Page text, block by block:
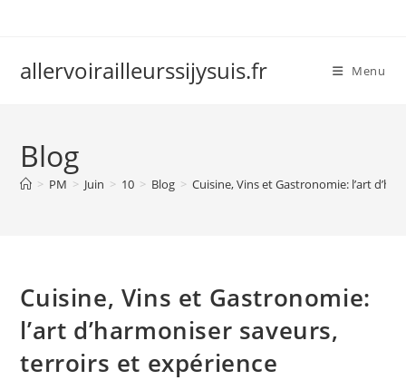
allervoirailleurssijysuis.fr Menu
Blog
> PM > Juin > 10 > Blog > Cuisine, Vins et Gastronomie: l’art
Cuisine, Vins et Gastronomie:
l’art d’harmoniser saveurs,
terroirs et expérience